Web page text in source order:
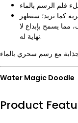
كما تريد؛ ستظهر
مما يسمح بإبداع لا
نهاية له.
Water Magic Doodle
Product